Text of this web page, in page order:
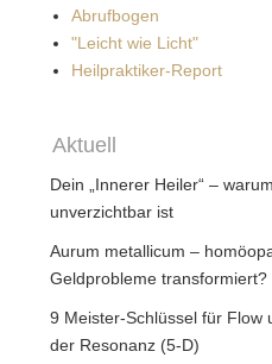
Abrufbogen
"Leicht wie Licht"
Heilpraktiker-Report
Aktuell
Dein „Innerer Heiler“ –
unverzichtbar ist
Aurum metallicum –
Geldprobleme transformiert?
9 Meister-Schlüssel für Flow
der Resonanz (5-D)